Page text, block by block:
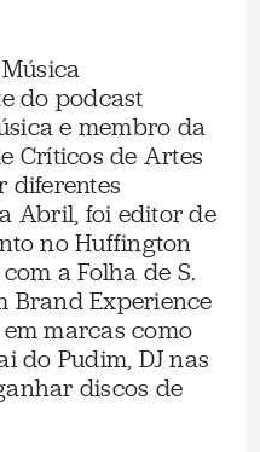
do podcast
e membro da
Críticos de Artes
diferentes
Abril, foi editor de
no Huffington
a Folha de S.
Brand Experience
marcas como
do Pudim, DJ nas
discos de